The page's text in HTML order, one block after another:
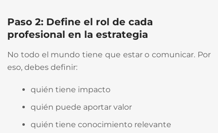
Paso 2: Define el rol de cada
profesional en la estrategia
No todo el mundo tiene que estar o comunicar. Por
eso, debes definir:
quién tiene impacto
quién puede aportar valor
quién tiene conocimiento relevante